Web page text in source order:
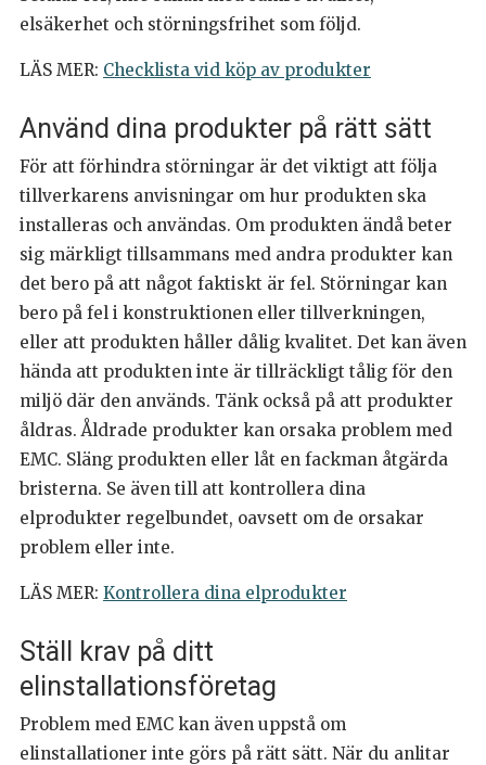
elsäkerhet och störningsfrihet som följd.
LÄS MER: Checklista vid köp av produkter
Använd dina produkter på rätt sätt
För att förhindra störningar är det viktigt att följa
tillverkarens anvisningar om hur produkten ska
installeras och användas. Om produkten ändå beter
sig märkligt tillsammans med andra produkter kan
det bero på att något faktiskt är fel. Störningar kan
bero på fel i konstruktionen eller tillverkningen,
eller att produkten håller dålig kvalitet. Det kan även
hända att produkten inte är tillräckligt tålig för den
miljö där den används. Tänk också på att produkter
åldras. Åldrade produkter kan orsaka problem med
EMC. Släng produkten eller låt en fackman åtgärda
bristerna. Se även till att kontrollera dina
elprodukter regelbundet, oavsett om de orsakar
problem eller inte.
LÄS MER: Kontrollera dina elprodukter
Ställ krav på ditt
elinstallationsföretag
Problem med EMC kan även uppstå om
elinstallationer inte görs på rätt sätt. När du anlitar